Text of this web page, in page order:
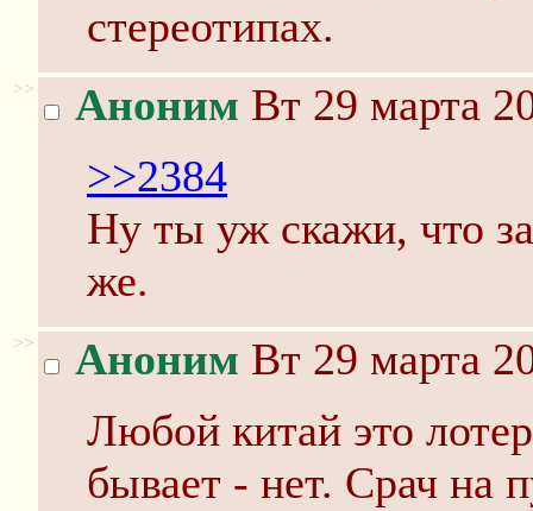
стереотипах.
>> Аноним Вт 29 марта
>>2384
Ну ты уж скажи, что
же.
>> Аноним Вт 29 марта
Любой китай это
бывает - нет. Срач на